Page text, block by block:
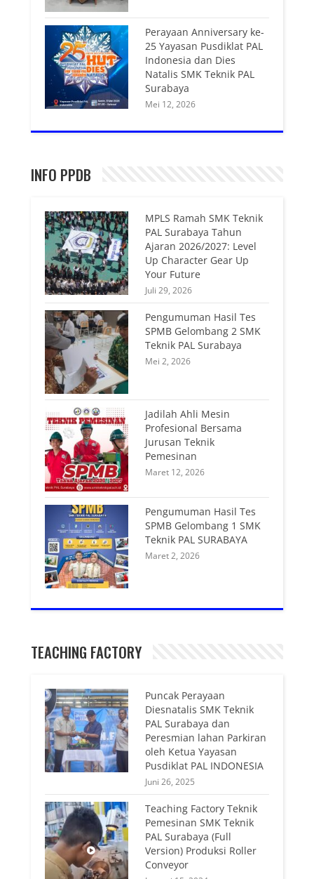
Perayaan Anniversary ke-
25 Yayasan Pusdiklat PAL
Indonesia dan Dies
Natalis SMK Teknik PAL
Surabaya
Mei 12, 2026
INFO PPDB
MPLS Ramah SMK Teknik
PAL Surabaya Tahun
Ajaran 2026/2027: Level
Up Character Gear Up
Your Future
Juli 29, 2026
Pengumuman Hasil Tes
SPMB Gelombang 2 SMK
Teknik PAL Surabaya
Mei 2, 2026
Jadilah Ahli Mesin
Profesional Bersama
Jurusan Teknik
Pemesinan
Maret 12, 2026
Pengumuman Hasil Tes
SPMB Gelombang 1 SMK
Teknik PAL SURABAYA
Maret 2, 2026
TEACHING FACTORY
Puncak Perayaan
Diesnatalis SMK Teknik
PAL Surabaya dan
Peresmian lahan Parkiran
oleh Ketua Yayasan
Pusdiklat PAL INDONESIA
Juni 26, 2025
Teaching Factory Teknik
Pemesinan SMK Teknik
PAL Surabaya (Full
Version) Produksi Roller
Conveyor